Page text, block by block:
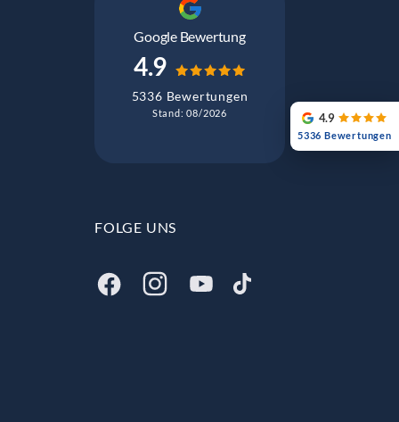
Google Bewertung
4.9
5336 Bewertungen
Stand: 08/2026
FOLGE UNS
4.9
5336 Bewertungen